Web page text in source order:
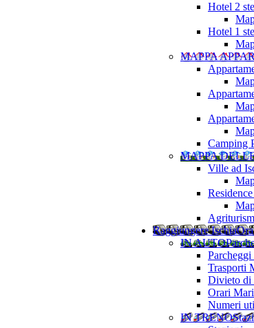
Hotel 2
Hotel 1
MAPPA
Camping
MAPPA
Ville ad
Raggiungere Ischia
IN AUTO
Trasporti
Divieto di
Orari
Numeri
IN TRENO